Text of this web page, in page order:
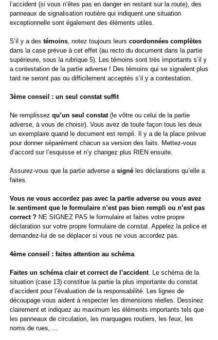
l’accident (si vous n’êtes pas en danger en restant sur la route), des
panneaux de signalisation routière qui indiquent une situation
exceptionnelle sont également des éléments utiles.
S’il y a des témoins, notez toujours leurs coordonnées complètes
dans la case prévue à cet effet (au recto du document dans la partie
supérieure, sous la rubrique 5). Les témoins sont très importants s’il y
a contestation de la partie adverse ! Des témoins qui se signalent plus
tard ne seront pas ou difficilement acceptés s’il y a contestation.
3ème conseil : un seul constat suffit
Ne remplissez qu’un seul constat(le vôtre ou celui de la partie
adverse, à vous de choisir). Vous avez de toute façon tous les deux
un exemplaire quand le document est rempli. Il y a de la place prévue
pour donner séparément chacun sa version des faits. Mettez-vous
d’accord sur l’esquisse et n’y changez plus RIEN ensuite.
Assurez-vous que la partie adverse a signé les déclarations qu’elle a
faites.
Vous ne vous accordez pas avec la partie adverse ou vous avez
le sentiment que le formulaire n’est pas bien rempli ou n’est pas
correct ? NE SIGNEZ PAS le formulaire et faites votre propre
déclaration sur votre propre formulaire de constat. Appelez la police et
demandez-lui de se déplacer si vous ne vous accordez pas.
4ème conseil : faites attention au schéma
Faites un schéma clair et correct de l’accident. Le schéma de la
situation (case 13) constitue la partie la plus importante du constat
d’accident pour l’évaluation de la responsabilité. Les lignes de
découpage vous aident à respecter les dimensions réelles. Dessinez
clairement et indiquez au maximum les éléments importants tels que
les panneaux de circulation, les marquages routiers, les feux, les
noms de rues, …